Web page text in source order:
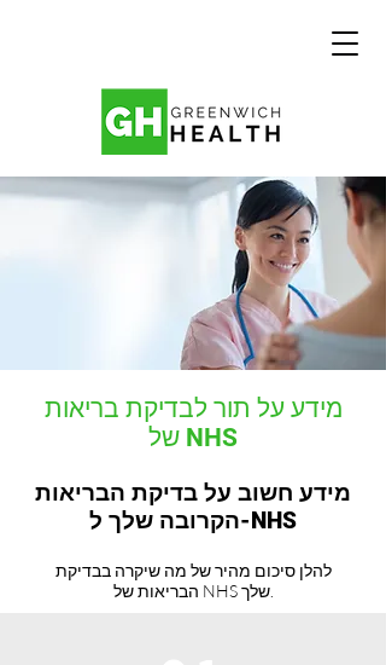
מידע על תור לבדיקת בריאות
של NHS
מידע חשוב על בדיקת הבריאות
הקרובה שלך ל-NHS
להלן סיכום מהיר של מה שיקרה בבדיקת
הבריאות של NHS שלך.